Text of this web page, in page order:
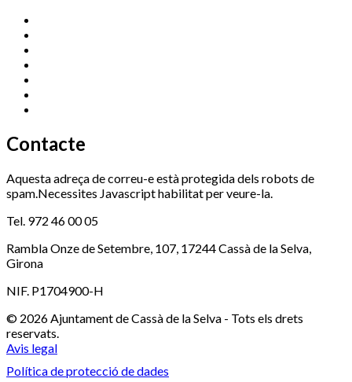
Contacte
Aquesta adreça de correu-e està protegida dels robots de
spam.Necessites Javascript habilitat per veure-la.
Tel. 972 46 00 05
Rambla Onze de Setembre, 107, 17244 Cassà de la Selva,
Girona
NIF. P1704900-H
© 2026 Ajuntament de Cassà de la Selva - Tots els drets
reservats.
Avis legal
Política de protecció de dades